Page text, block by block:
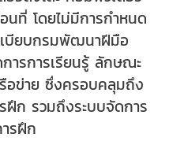
ที่ โดยไม่มีการกำหนด
เบียบกรมพัฒนาฝีมือ
ารการเรียนรู้ ลักษณะ
อข่าย ซึ่งครอบคลุมถึง
ฝึก รวมถึงระบบจัดการ
รฝึก